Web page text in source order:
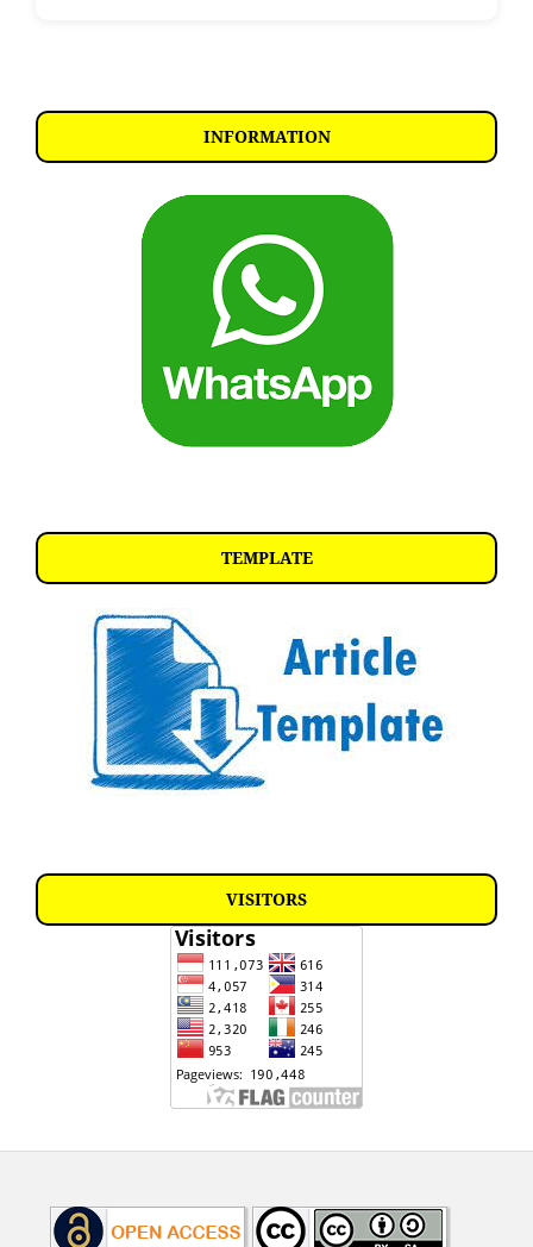
INFORMATION
TEMPLATE
VISITORS